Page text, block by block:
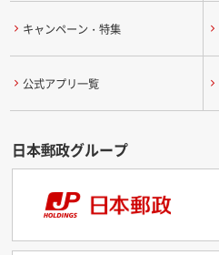
キャンペーン・特集
公式アプリ一覧